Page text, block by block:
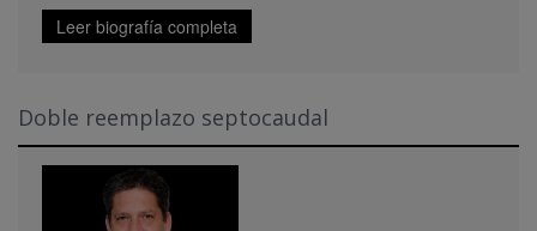
Leer biografía completa
Doble reemplazo septocaudal